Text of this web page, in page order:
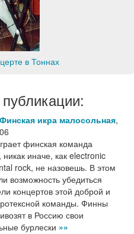
в Тоннах
Финская икра малосольная,
финская команда
, никак иначе, как electronic
rock, не назовешь. В этом
возможность убедиться
концертов этой доброй и
команды. Финны
в Россию свои
бурлески »»